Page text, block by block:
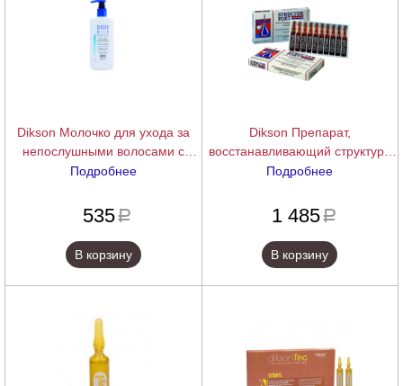
Dikson Молочко для ухода за
непослушными волосами с
разглаживающим эффектом
Подробнее
535a
В корзину
Dikson Препарат,
восстанавливающий структуру
волос, укрепляющий корни
шт. по 12 мл.
Подробнее
1 485a
В корзину